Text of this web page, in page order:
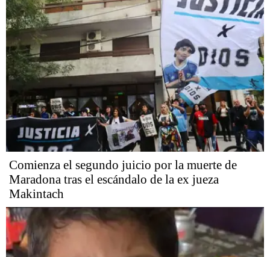
Comienza el segundo juicio por la muerte de
Maradona tras el escándalo de la ex jueza
Makintach